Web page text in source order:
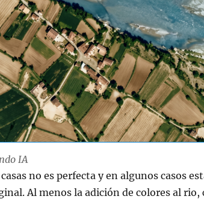
IA
no es perfecta y en algunos casos
Al menos la adición de colores al rio,